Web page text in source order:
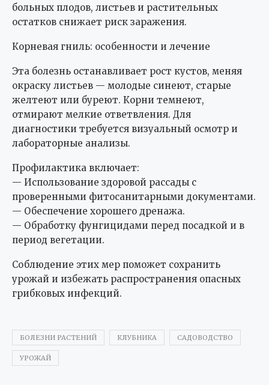
больных плодов, листьев и растительных
остатков снижает риск заражения.
Корневая гниль: особенности и лечение
Эта болезнь останавливает рост кустов, меняя
окраску листьев — молодые синеют, старые
желтеют или буреют. Корни темнеют,
отмирают мелкие ответвления. Для
диагностики требуется визуальный осмотр и
лабораторные анализы.
Профилактика включает:
— Использование здоровой рассады с
проверенными фитосанитарными документами.
— Обеспечение хорошего дренажа.
— Обработку фунгицидами перед посадкой и в
период вегетации.
Соблюдение этих мер поможет сохранить
урожай и избежать распространения опасных
грибковых инфекций.
БОЛЕЗНИ РАСТЕНИЙ КЛУБНИКА САДОВОДСТВО
УРОЖАЙ